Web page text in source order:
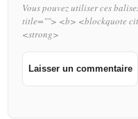
Vous pouvez utiliser ces
title=""> <b> <blockquote
<strong>